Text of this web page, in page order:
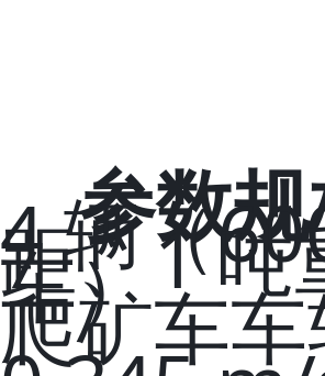
参数
4 辆（
距、1 吨
车）
爬矿车